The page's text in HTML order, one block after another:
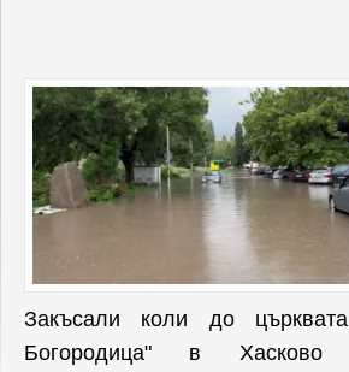
Закъсали коли до
Богородица" в Хасково